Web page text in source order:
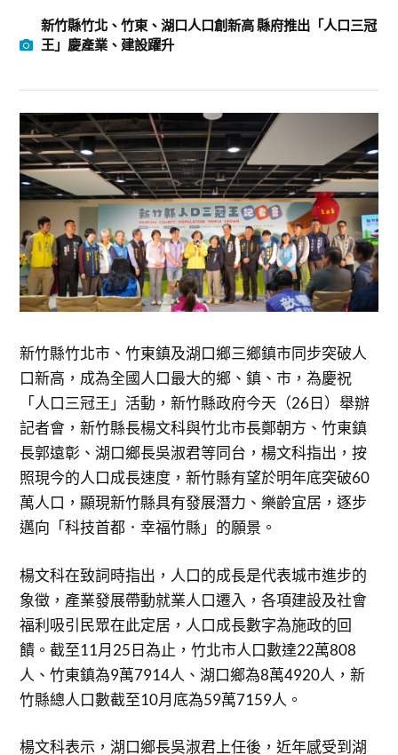
新竹縣竹北、竹東、湖口人口創新高 縣府推出「人口三冠
王」慶產業、建設躍升
新竹縣竹北市、竹東鎮及湖口鄉三鄉鎮市同步突破人
口新高，成為全國人口最大的鄉、鎮、市，為慶祝
「人口三冠王」活動，新竹縣政府今天（26日）舉辦
記者會，新竹縣長楊文科與竹北市長鄭朝方、竹東鎮
長郭遠彰、湖口鄉長吳淑君等同台，楊文科指出，按
照現今的人口成長速度，新竹縣有望於明年底突破60
萬人口，顯現新竹縣具有發展潛力、樂齡宜居，逐步
邁向「科技首都．幸福竹縣」的願景。
楊文科在致詞時指出，人口的成長是代表城市進步的
象徵，產業發展帶動就業人口遷入，各項建設及社會
福利吸引民眾在此定居，人口成長數字為施政的回
饋。截至11月25日為止，竹北市人口數達22萬808
人、竹東鎮為9萬7914人、湖口鄉為8萬4920人，新
竹縣總人口數截至10月底為59萬7159人。
楊文科表示，湖口鄉長吳淑君上任後，近年感受到湖